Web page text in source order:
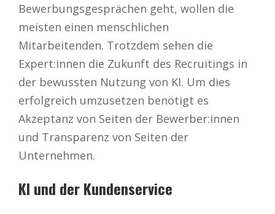
Bewerbungsgesprächen geht, wollen die
meisten einen menschlichen
Mitarbeitenden. Trotzdem sehen die
Expert:innen die Zukunft des Recruitings in
der bewussten Nutzung von KI. Um dies
erfolgreich umzusetzen benötigt es
Akzeptanz von Seiten der Bewerber:innen
und Transparenz von Seiten der
Unternehmen.
KI und der Kundenservice